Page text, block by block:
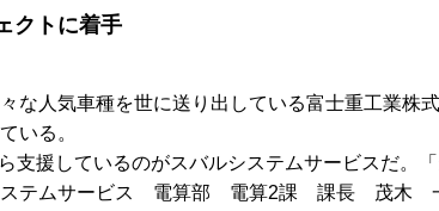
クトに着手
な人気車種を世に送り出している富士重工業
いる。
支援しているのがスバルシステムサービスだ。
ステムサービス 電算部 電算2課 課長 茂木